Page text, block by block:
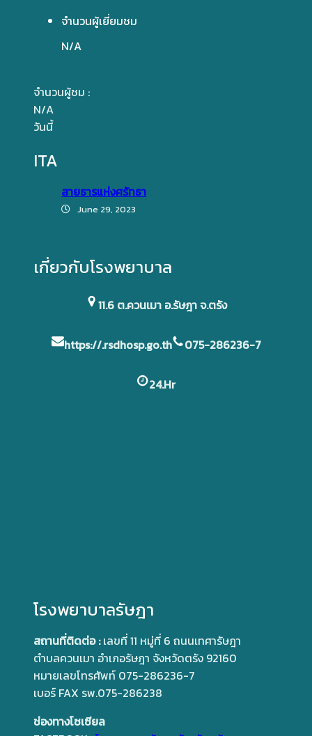
จำนวนผู้เยี่ยมชม
N/A
จำนวนผู้ชม :
N/A
วันนี้
ITA
สายธารแห่งศรัทธา
June 29, 2023
เกี่ยวกับโรงพยาบาล
11.6 ต.ควนเมา อ.รัษฎา จ.ตรัง
https://.rsdhosp.go.th 075-286236-7
24.Hr
โรงพยาบาลรัษฎา
สถานที่ติดต่อ :เลขที่ 11 หมู่ที่ 6 ถนนเทศารัษฎา
ตำบลควนเมา อำเภอรัษฎา จังหวัดตรัง 92160
หมายเลขโทรศัพท์ 075-286236-7
เบอร์ FAX รพ.075-286238
ช่องทางโซเซียล